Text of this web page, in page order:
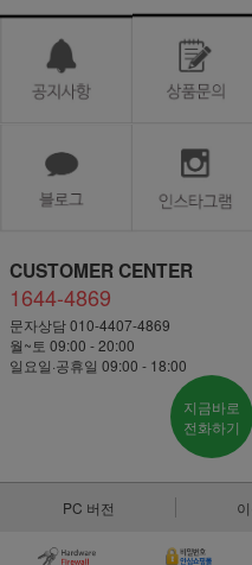
CUSTOMER CENTER
1644-4869
문자상담 010-4407-4869
월~토 09:00 - 20:00
일요일·공휴일 09:00 - 18:00
지금바로
전화하기
PC 버전